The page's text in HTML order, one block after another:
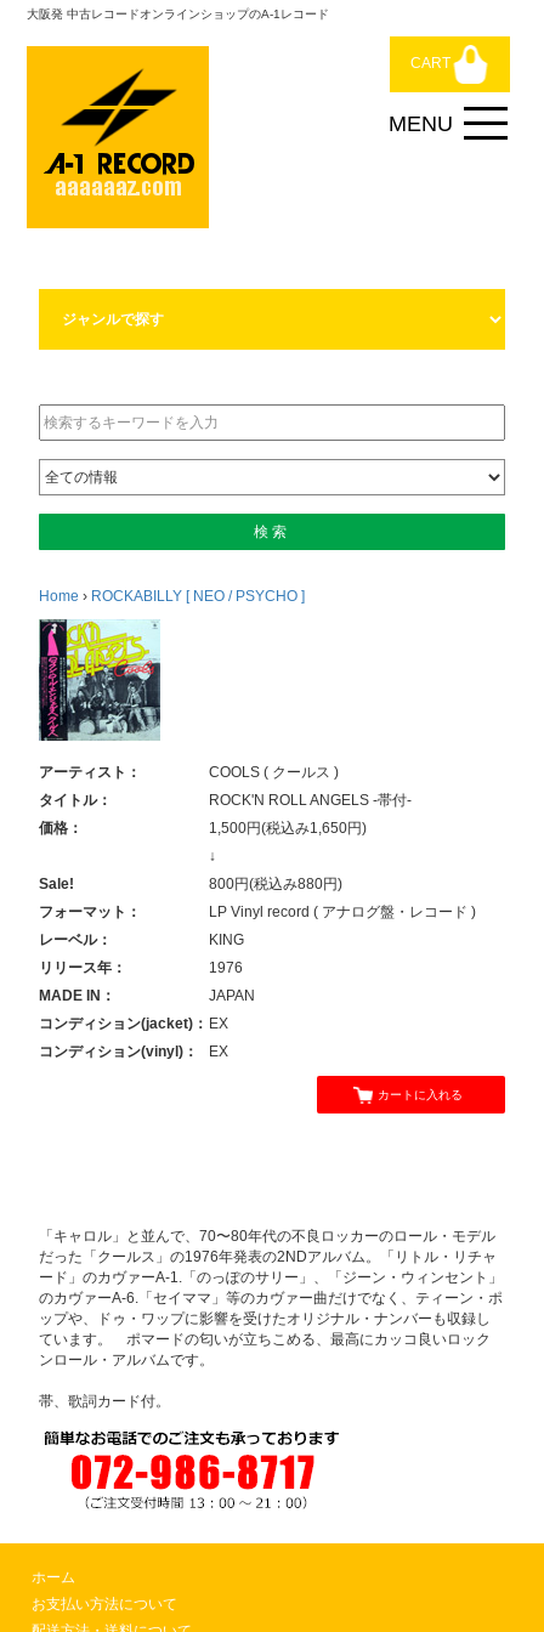
大阪発 中古レコードオンラインショップのA-1レコード
CART
Home › ROCKABILLY [ NEO / PSYCHO ]
アーティスト：
COOLS ( クールス )
タイトル：
ROCK'N ROLL ANGELS -帯付-
価格：
1,500円(税込み1,650円)
↓
Sale!
800円(税込み880円)
フォーマット：
LP Vinyl record ( アナログ盤・レコード )
レーベル：
KING
リリース年：
1976
MADE IN：
JAPAN
コンディション(jacket)： EX
コンディション(vinyl)：
EX
カートに入れる
「キャロル」と並んで、70〜80年代の不良ロッカーのロール・モデル
だった「クールス」の1976年発表の2NDアルバム。「リトル・リチャ
ード」のカヴァーA-1.「のっぽのサリー」、「ジーン・ウィンセント」
のカヴァーA-6.「セイママ」等のカヴァー曲だけでなく、ティーン・ポ
ップや、ドゥ・ワップに影響を受けたオリジナル・ナンバーも収録し
ています。 ポマードの匂いが立ちこめる、最高にカッコ良いロック
ンロール・アルバムです。
帯、歌詞カード付。
ホーム
お支払い方法について